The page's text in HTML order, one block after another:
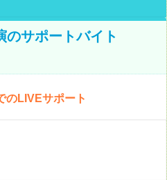
のサポートバイト
のLIVEサポート